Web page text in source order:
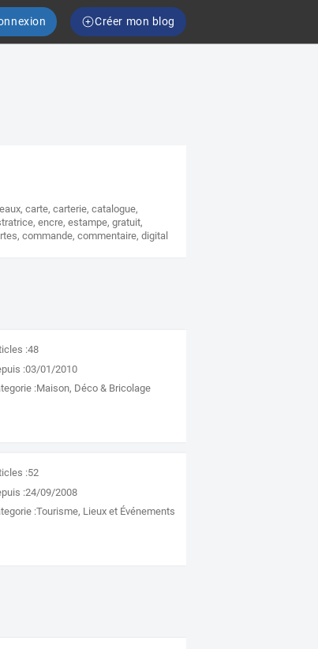
Créer mon blog
,carte,carterie,catalogue,
,encre,estampe,gratuit,
,commande,commentaire,digital
:48
:03/01/2010
:Maison, Déco & Bricolage
:52
:24/09/2008
:Tourisme, Lieux et Événements